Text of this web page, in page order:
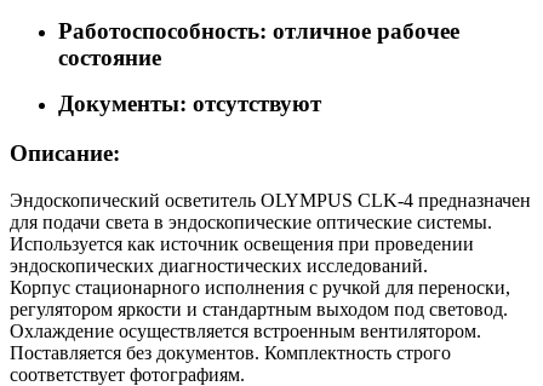
Работоспособность: отличное рабочее
состояние
Документы: отсутствуют
Описание:
Эндоскопический осветитель OLYMPUS CLK-4 предназначен
для подачи света в эндоскопические оптические системы.
Используется как источник освещения при проведении
эндоскопических диагностических исследований.
Корпус стационарного исполнения с ручкой для переноски,
регулятором яркости и стандартным выходом под световод.
Охлаждение осуществляется встроенным вентилятором.
Поставляется без документов. Комплектность строго
соответствует фотографиям.